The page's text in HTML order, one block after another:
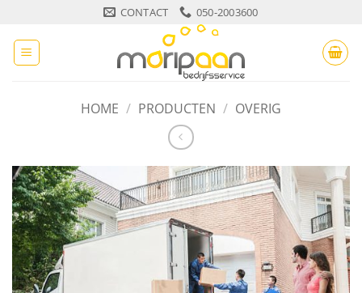
inhoud
CONTACT 050-2003600
HOME / PRODUCTEN / OVERIG